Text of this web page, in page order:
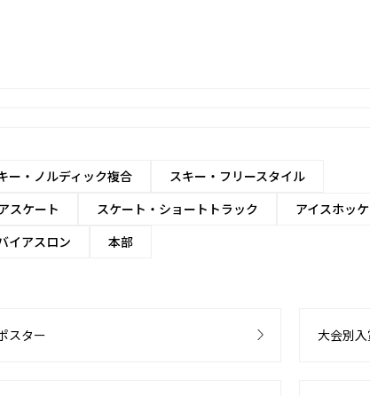
ー・ノルディック複合
スキー・フリースタイル
スケート スケート・ショートトラック
アイスホッ
イアスロン 本部
スター 大会別